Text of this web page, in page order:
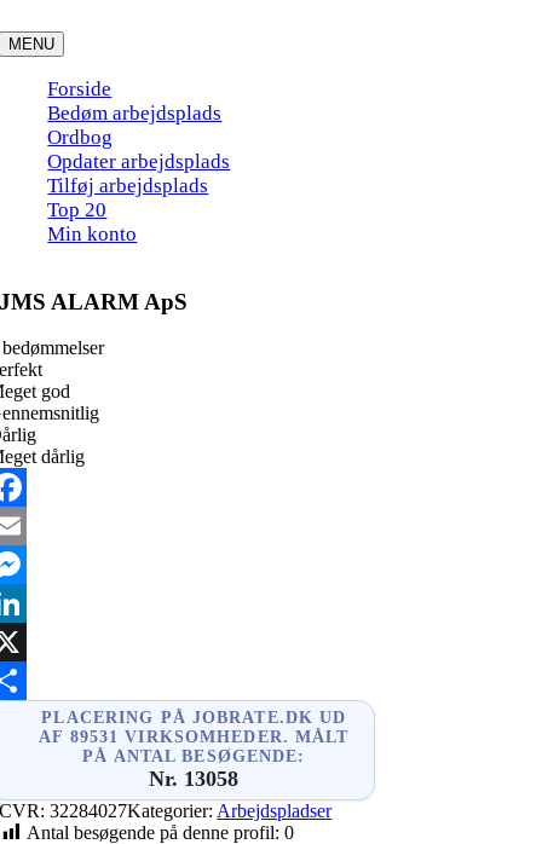
to
content
MENU
Forside
Bedøm arbejdsplads
Ordbog
Opdater arbejdsplads
Tilføj arbejdsplads
Top 20
Min konto
JMS ALARM ApS
god
dårlig
PLACERING PÅ JOBRATE.DK UD
AF 89531 VIRKSOMHEDER. MÅLT
PÅ ANTAL BESØGENDE:
Nr. 13058
CVR:32284027Kategorier: Arbejdspladser
Antal besøgende på denne profil: 0